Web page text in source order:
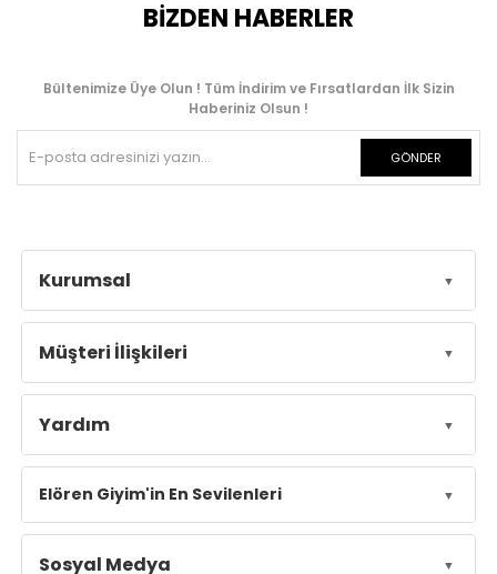
BİZDEN HABERLER
Bültenimize Üye Olun ! Tüm İndirim ve Fırsatlardan İlk Sizin
Haberiniz Olsun !
GÖNDER
Kurumsal
Müşteri İlişkileri
Yardım
Elören Giyim'in En Sevilenleri
Sosyal Medya